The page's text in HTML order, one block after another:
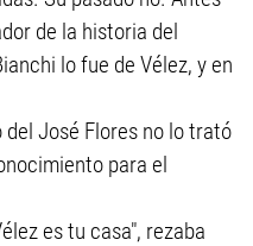
de la historia del
lo fue de Vélez, y en
José Flores no lo trató
para el
es tu casa", rezaba